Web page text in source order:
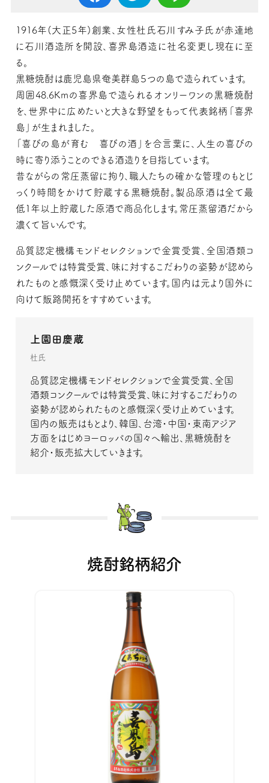
1916年(大正5年)創業、女性杜氏石川すみ子氏が赤連地
に石川酒造所を開設、喜界島酒造に社名変更し現在に至
る。
黒糖焼酎は鹿児島県奄美群島５つの島で造られています。
周囲48.6Kmの喜界島で造られるオンリーワンの黒糖焼酎
を、世界中に広めたいと大きな野望をもって代表銘柄「喜界
島」が生まれました。
「喜びの島が育む 喜びの酒」を合言葉に、人生の喜びの
時に寄り添うことのできる酒造りを目指しています。
昔ながらの常圧蒸留に拘り、職人たちの確かな管理のもとじ
っくり時間をかけて貯蔵する黒糖焼酎。製品原酒は全て最
低1年以上貯蔵した原酒で商品化します。常圧蒸留酒だから
濃くて旨いんです。
品質認定機構モンドセレクションで金賞受賞、全国酒類コ
ンクールでは特賞受賞、味に対するこだわりの姿勢が認めら
れたものと感慨深く受け止めています。国内は元より国外に
向けて販路開拓をすすめています。
上園田慶蔵
杜氏
品質認定機構モンドセレクションで金賞受賞、全国
酒類コンクールでは特賞受賞、味に対するこだわりの
姿勢が認められたものと感慨深く受け止めています。
国内の販売はもとより、韓国、台湾・中国・東南アジア
方面をはじめヨーロッパの国々へ輸出、黒糖焼酎を
紹介・販売拡大していきます。
焼酎銘柄紹介